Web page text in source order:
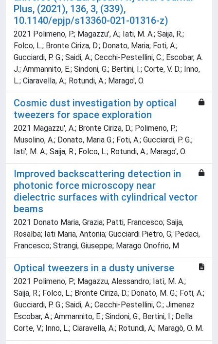
Plus, (2021), 136, 3, (339),
10.1140/epjp/s13360-021-01316-z)
2021 Polimeno, P.; Magazzu', A.; Iati, M. A.; Saija, R.;
Folco, L.; Bronte Ciriza, D.; Donato, Maria; Foti, A.;
Gucciardi, P. G.; Saidi, A.; Cecchi-Pestellini, C.; Escobar, A.
J.; Ammannito, E.; Sindoni, G.; Bertini, I.; Corte, V. D.; Inno,
L.; Ciaravella, A.; Rotundi, A.; Marago', O.
Cosmic dust investigation by optical
tweezers for space exploration
2021 Magazzu', A.; Bronte Ciriza, D.; Polimeno, P.;
Musolino, A.; Donato, Maria G.; Foti, A.; Gucciardi, P. G.;
Iati', M. A.; Saija, R.; Folco, L.; Rotundi, A.; Marago', O.
Improved backscattering detection in
photonic force microscopy near
dielectric surfaces with cylindrical vector
beams
2021 Donato Maria, Grazia; Patti, Francesco; Saija,
Rosalba; Iati Maria, Antonia; Gucciardi Pietro, G; Pedaci,
Francesco; Strangi, Giuseppe; Marago Onofrio, M
Optical tweezers in a dusty universe
2021 Polimeno, P.; Magazzu, Alessandro; Iatì, M. A.;
Saija, R.; Folco, L.; Bronte Ciriza, D.; Donato, M. G.; Foti, A.;
Gucciardi, P. G.; Saidi, A.; Cecchi-Pestellini, C.; Jimenez
Escobar, A.; Ammannito, E.; Sindoni, G.; Bertini, I.; Della
Corte, V.; Inno, L.; Ciaravella, A.; Rotundi, A.; Maragò, O. M.